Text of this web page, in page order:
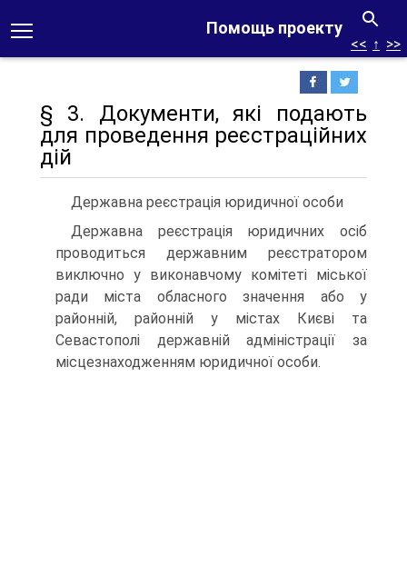
Помощь проекту
<< ↑ >>
§ 3. Документи, які подають
для проведення реєстраційних
дій
Державна реєстрація юридичної особи
Державна реєстрація юридичних осіб
проводиться дер­жавним реєстратором
виключно у виконавчому комітеті мі­ської
ради міста обласного значення або у
районній, район­ній у містах Києві та
Севастополі державній адміністрації за
місцезнаходженням юридичної особи.